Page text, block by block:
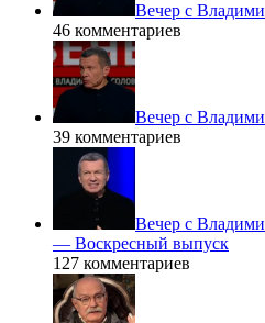
Вечер с
46 комментариев
Вечер с
39 комментариев
Вечер с
— Воскресный выпуск
127 комментариев